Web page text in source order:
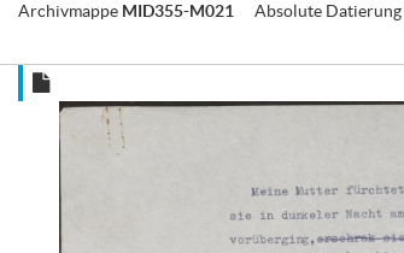
Archivmappe MID355-M021 Absolute Datierung